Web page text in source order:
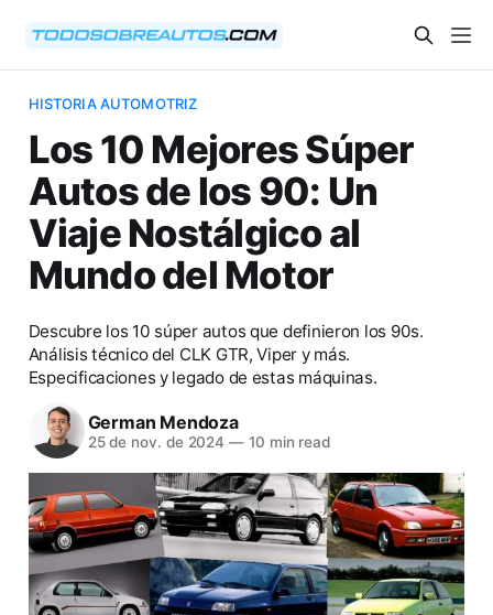
HISTORIA AUTOMOTRIZ
Los 10 Mejores Súper
Autos de los 90: Un
Viaje Nostálgico al
Mundo del Motor
Descubre los 10 súper autos que definieron los 90s.
Análisis técnico del CLK GTR, Viper y más.
Especificaciones y legado de estas máquinas.
German Mendoza
25 de nov. de 2024 — 10 min read